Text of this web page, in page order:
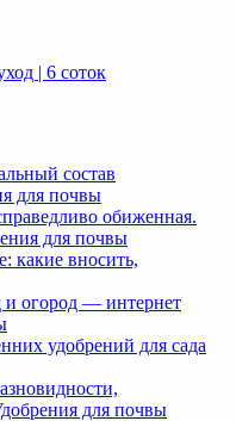
| 6 соток
состав
для почвы
обиженная.
для почвы
какие вносить,
и огород — интернет
удобрений для сада
для почвы